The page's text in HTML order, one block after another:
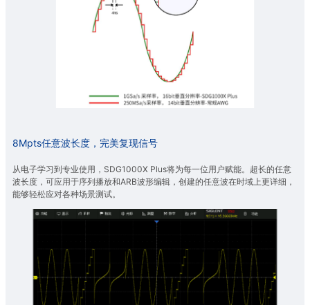
8Mpts任意波长度，完美复现信号
从电子学习到专业使用，SDG1000X Plus将为每一位用户赋能。超长的任意
波长度，可应用于序列播放和ARB波形编辑，创建的任意波在时域上更详细，
能够轻松应对各种场景测试。